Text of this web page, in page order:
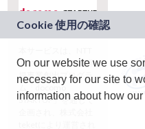
ドコモグループの新
規事業創出プログラ
ム「docomo
STARTUP」を通じて
On our website we use
necessary for our site to
information about how